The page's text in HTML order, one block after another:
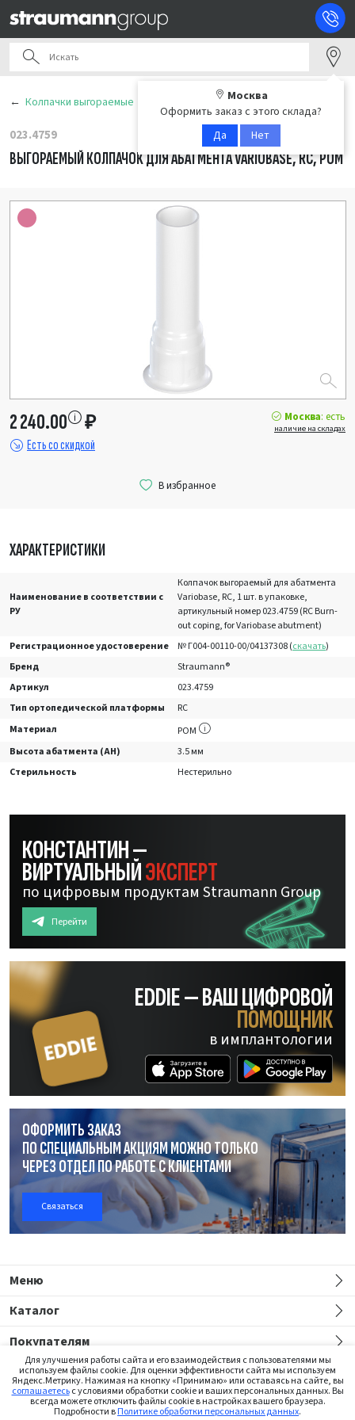
Москва
Оформить заказ с этого склада?
Да
Нет
Колпачки выгораемые
023.4759
ВЫГОРАЕМЫЙ КОЛПАЧОК ДЛЯ АБАТМЕНТА VARIOBASE, RC, POM
ХАРАКТЕРИСТИКИ
Наименование в соответствии с
РУ
Колпачок выгораемый для абатмента
Variobase, RC, 1 шт. в упаковке,
артикульный номер 023.4759 (RC Burn-
out coping, for Variobase abutment)
Регистрационное удостоверение
№ Г004-00110-00/04137308 (скачать)
Бренд
Straumann®
Артикул
023.4759
Тип ортопедической платформы
RC
Материал
POM
Высота абатмента (AH)
3.5 мм
Стерильность
Нестерильно
2 240.00 ₽ Москва: есть
наличие на складах
Есть со скидкой
КОНСТАНТИН —
ВИРТУАЛЬНЫЙЭКСПЕРТ
по цифровым продуктам Straumann Group
Перейти
EDDIE — ВАШ ЦИФРОВОЙ
ПОМОЩНИК
в имплантологии
ОФОРМИТЬ ЗАКАЗ
ПО СПЕЦИАЛЬНЫМ АКЦИЯМ МОЖНО ТОЛЬКО
ЧЕРЕЗ ОТДЕЛПО РАБОТЕС КЛИЕНТАМИ
Связаться
Меню
Каталог
Покупателям
Для улучшения работы сайта и его взаимодействия с пользователями мы
используем файлы cookie. Для оценки эффективности сайта мы используем
Яндекс.Метрику. Нажимая на кнопку «Принимаю» или оставаясь на сайте, вы
соглашаетесьс условиями обработки cookie и ваших персональных данных. Вы
всегда можете отключить файлы cookie в настройках вашего браузера.
Подробности вПолитике обработки персональных данных.